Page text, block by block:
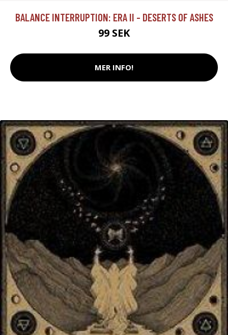
BALANCE INTERRUPTION: ERA II - DESERTS OF ASHES
99 SEK
MER INFO!